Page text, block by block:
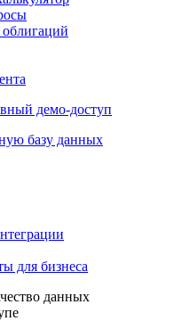
демо-доступ
базу данных
для бизнеса
данных